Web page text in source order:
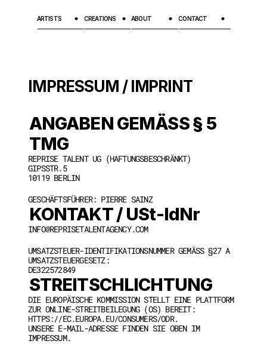
ARTISTS CREATIONS ABOUT CONTACT
IMPRESSUM / IMPRINT
ANGABEN GEMÄSS § 5
TMG
REPRISE TALENT UG (HAFTUNGSBESCHRÄNKT)
GIPSSTR.5
10119 BERLIN
GESCHÄFTSFÜHRER: PIERRE SAINZ
KONTAKT / USt-IdNr
INFO@REPRISETALENTAGENCY.COM
UMSATZSTEUER-IDENTIFIKATIONSNUMMER GEMÄSS §27 A U
MSATZSTEUERGESETZ:
DE322572849
STREITSCHLICHTUNG
DIE EUROPÄISCHE KOMMISSION STELLT EINE PLATTFORM
ZUR ONLINE-STREITBEILEGUNG (OS) BEREIT:
HTTPS://EC.EUROPA.EU/CONSUMERS/ODR.
UNSERE E-MAIL-ADRESSE FINDEN SIE OBEN IM
IMPRESSUM.